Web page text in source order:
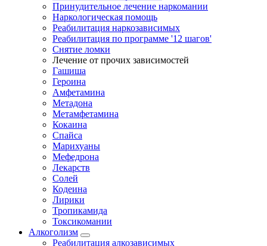
Принудительное лечение наркомании
Наркологическая помощь
Реабилитация наркозависимых
Реабилитация по программе '12 шагов'
Снятие ломки
Лечение от прочих зависимостей
Гашиша
Героина
Амфетамина
Метадона
Метамфетамина
Кокаина
Спайса
Марихуаны
Мефедрона
Лекарств
Солей
Кодеина
Лирики
Тропикамида
Токсикомании
Алкоголизм
Реабилитация алкозависимых